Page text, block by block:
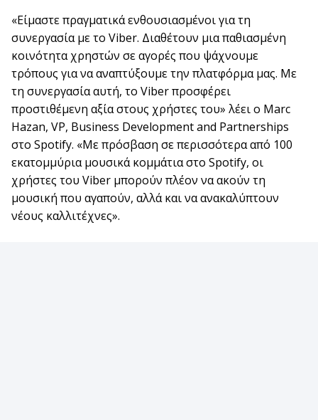
«Είμαστε πραγματικά ενθουσιασμένοι για τη
συνεργασία με το Viber. Διαθέτουν μια παθιασμένη
κοινότητα χρηστών σε αγορές που ψάχνουμε
τρόπους για να αναπτύξουμε την πλατφόρμα μας. Με
τη συνεργασία αυτή, το Viber προσφέρει
προστιθέμενη αξία στους χρήστες του» λέει ο Marc
Hazan, VP, Business Development and Partnerships
στο Spotify. «Με πρόσβαση σε περισσότερα από 100
εκατομμύρια μουσικά κομμάτια στο Spotify, οι
χρήστες του Viber μπορούν πλέον να ακούν τη
μουσική που αγαπούν, αλλά και να ανακαλύπτουν
νέους καλλιτέχνες».